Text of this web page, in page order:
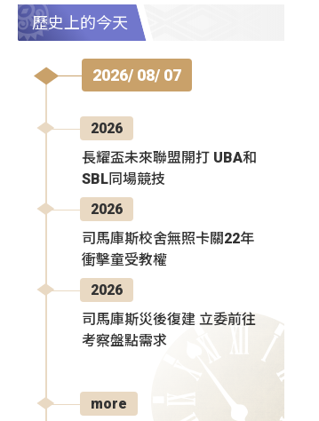
歷史上的今天
2026/ 08/ 07
2026
長耀盃未來聯盟開打 UBA和
SBL同場競技
2026
司馬庫斯校舍無照卡關22年
衝擊童受教權
2026
司馬庫斯災後復建 立委前往
考察盤點需求
more